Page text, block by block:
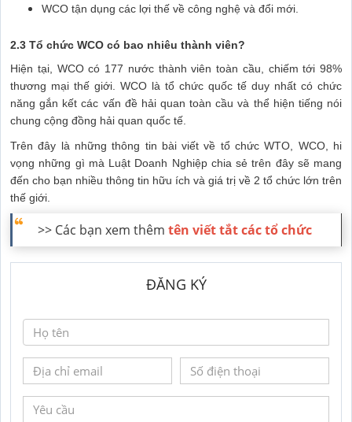
WCO tận dụng các lợi thế về công nghệ và đổi mới.
2.3 Tổ chức WCO có bao nhiêu thành viên?
Hiện tại, WCO có 177 nước thành viên toàn cầu, chiếm tới 98%
thương mại thế giới. WCO là tổ chức quốc tế duy nhất có chức
năng gắn kết các vấn đề hải quan toàn cầu và thể hiện tiếng nói
chung cộng đồng hải quan quốc tế.
Trên đây là những thông tin bài viết về tổ chức WTO, WCO, hi
vọng những gì mà Luật Doanh Nghiệp chia sẻ trên đây sẽ mang
đến cho bạn nhiều thông tin hữu ích và giá trị về 2 tổ chức lớn trên
thế giới.
>> Các bạn xem thêm tên viết tắt các tổ chức
ĐĂNG KÝ